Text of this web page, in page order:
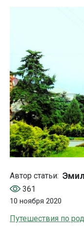
Автор статьи:
361
10 ноября 2020
Путешествия по